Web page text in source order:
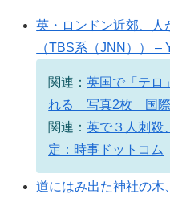
英・ロンドン近郊、人
（TBS系（JNN）） –
関連：英国で「テロ
れる 写真2枚 国際
関連：英で３人刺
定：時事ドットコム
道にはみ出た神社の